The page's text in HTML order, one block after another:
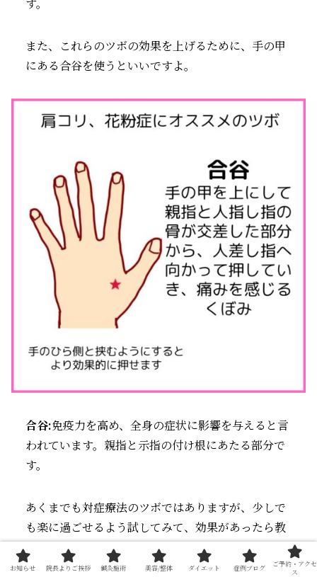
また、これらのツボの効果を上げるために、手の甲
にある合谷を使うといいですよ。
合谷:免疫力を高め、全身の症状に影響を与えると言
われています。親指と示指の付け根にあたる部分で
す。
あくまでも対症療法のツボではありますが、少しで
も楽に過ごせるよう試してみて、効果があったら教
えてくださいね！
お知らせ 院長よりご挨拶 鍼灸施術 美容/整体 ダイエット 症例ブログ
ご予約・アクセ
ス